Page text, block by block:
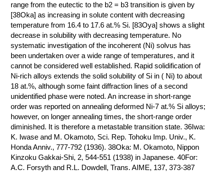
range from the eutectic to the b2 = b3 transition is given by
[38Oka] as increasing in solute content with decreasing
temperature from 16.4 to 17.6 at.% Si. [83Oya] shows a slight
decrease in solubility with decreasing temperature. No
systematic investigation of the incoherent (Ni) solvus has
been undertaken over a wide range of temperatures, and it
cannot be considered well established. Rapid solidification of
Ni-rich alloys extends the solid solubility of Si in ( Ni) to about
18 at.%, although some faint diffraction lines of a second
unidentified phase were noted. An increase in short-range
order was reported on annealing deformed Ni-7 at.% Si alloys;
however, on longer annealing times, the short-range order
diminished. It is therefore a metastable transition state. 36Iwa:
K. Iwase and M. Okamoto, Sci. Rep. Tohoku Imp. Univ., K.
Honda Anniv., 777-792 (1936). 38Oka: M. Okamoto, Nippon
Kinzoku Gakkai-Shi, 2, 544-551 (1938) in Japanese. 40For:
A.C. Forsyth and R.L. Dowdell, Trans. AIME, 137, 373-387